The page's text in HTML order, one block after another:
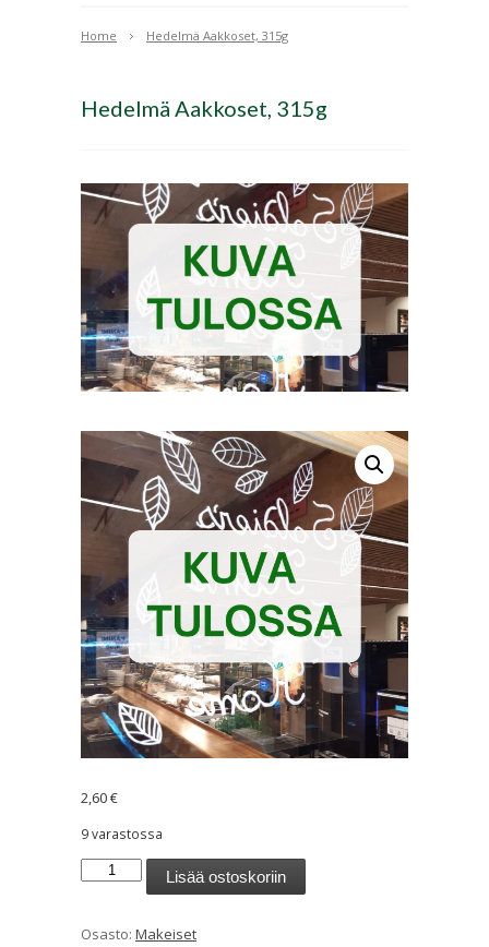
Home Hedelmä Aakkoset, 315g
Hedelmä Aakkoset, 315g
2,60€
9 varastossa
Hedelmä
Aakkoset,
määrä
Lisää ostoskoriin
Osasto: Makeiset